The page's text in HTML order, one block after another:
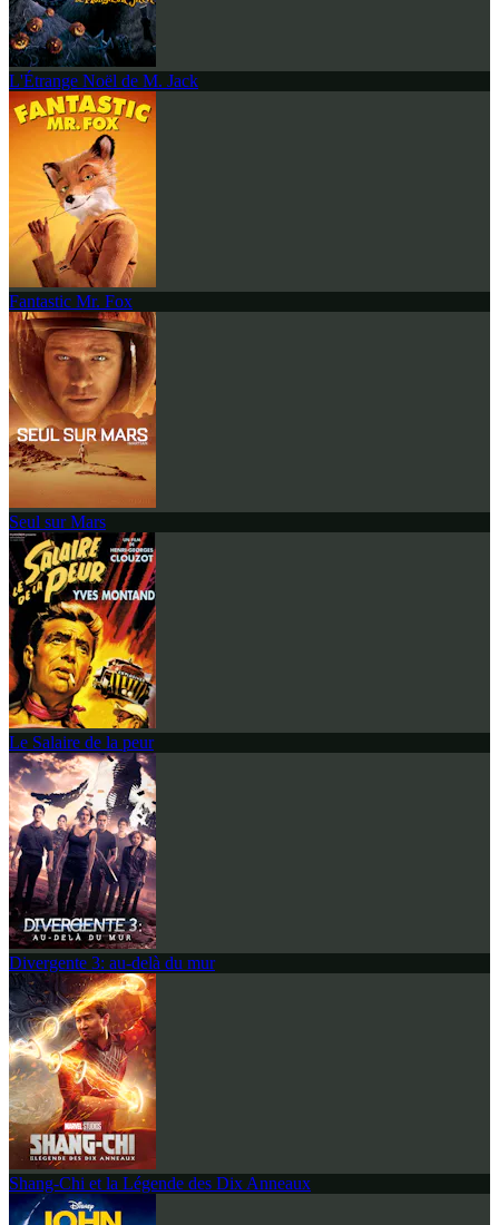
L'Étrange Noël de M. Jack
Fantastic Mr. Fox
Seul sur Mars
Le Salaire de la peur
Divergente 3: au-delà du mur
Shang-Chi et la Légende des Dix Anneaux